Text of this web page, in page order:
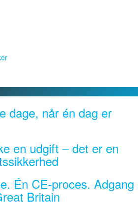
dage, når én dag er
en udgift – det er en
Én CE-proces. Adgang
Britain